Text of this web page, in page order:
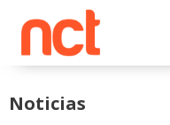
contenido
Noticias